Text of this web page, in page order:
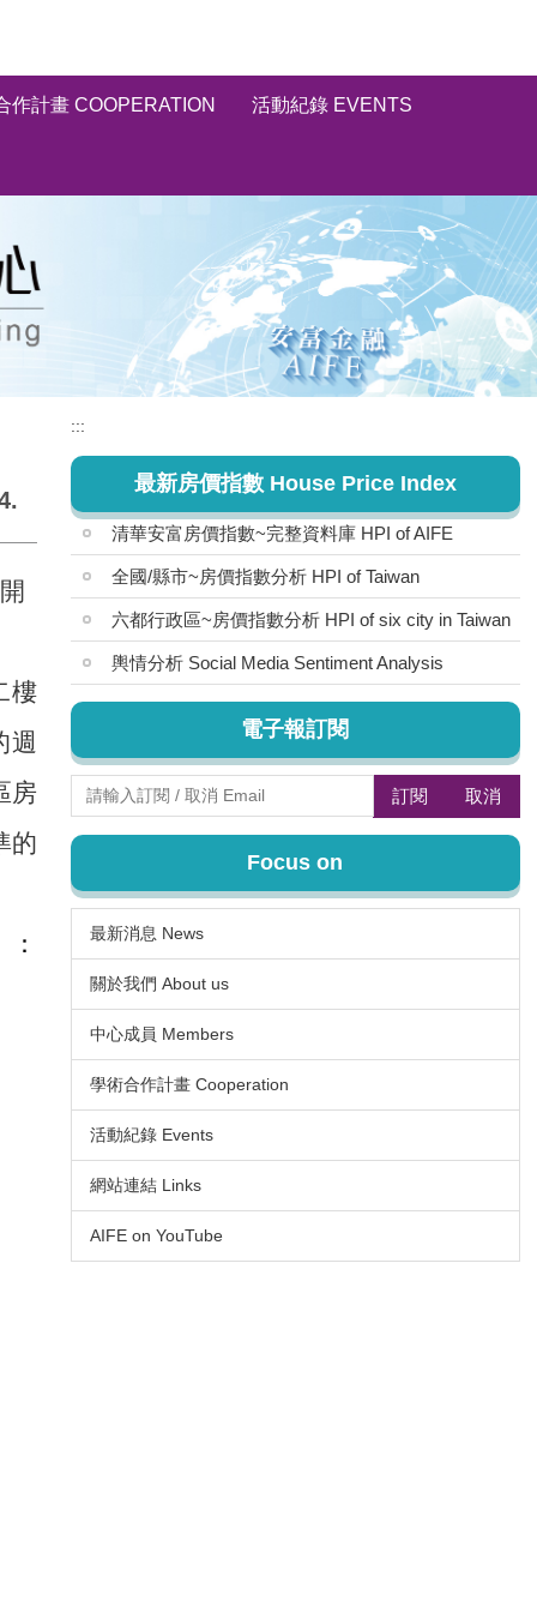
作計畫 COOPERATION 活動紀錄 EVENTS
樓
週
房
的
:::
最新房價指數 House Price Index
清華安富房價指數~完整資料庫 HPI of AIFE
全國/縣市~房價指數分析 HPI of Taiwan
六都行政區~房價指數分析 HPI of six city in Taiwan
輿情分析 Social Media Sentiment Analysis
電子報訂閱
訂閱 取消
Focus on
最新消息 News
關於我們 About us
中心成員 Members
學術合作計畫 Cooperation
活動紀錄 Events
網站連結 Links
AIFE on YouTube